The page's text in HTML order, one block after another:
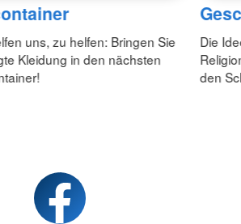
uns, zu helfen: Bringen Sie
Kleidung in den nächsten
Die
den